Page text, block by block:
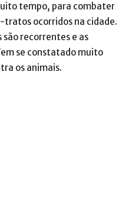
tempo, para combater
tratos ocorridos na cidade.
recorrentes e as
se constatado muito
os animais.